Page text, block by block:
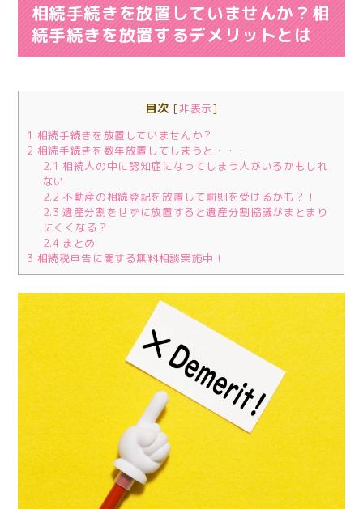
相続手続きを放置していませんか？相
続手続きを放置するデメリットとは
目次 [非表示]
1 相続手続きを放置していませんか？
2 相続手続きを数年放置してしまうと・・・
2.1 相続人の中に認知症になってしまう人がいるかもしれ
ない
2.2 不動産の相続登記を放置して罰則を受けるかも？！
2.3 遺産分割をせずに放置すると遺産分割協議がまとまり
にくくなる？
2.4 まとめ
3 相続税申告に関する無料相談実施中！